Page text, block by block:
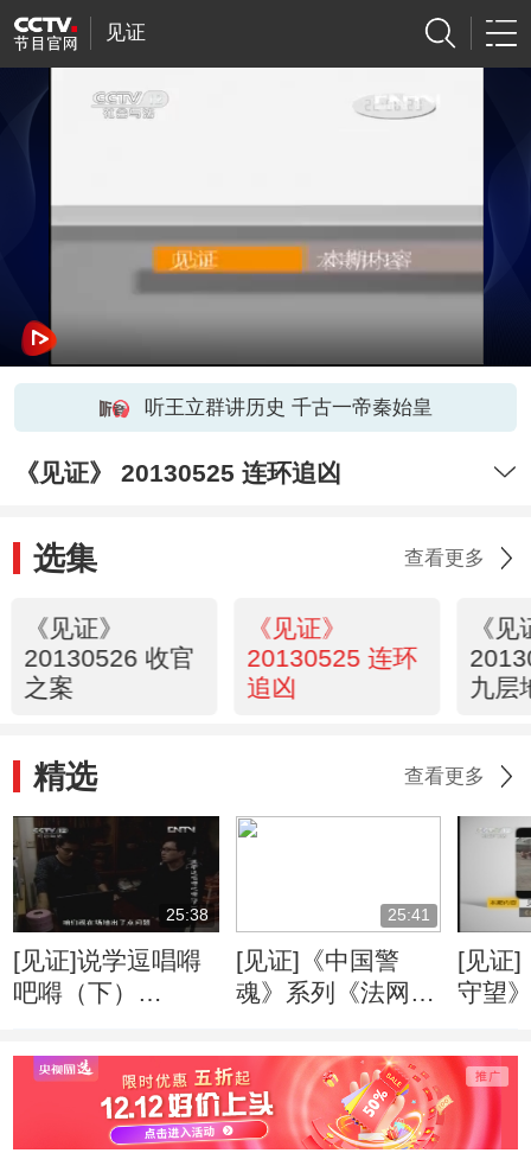
见证
听王立群讲历史 千古一帝秦始皇
《见证》 20130525 连环追凶
选集 查看更多
《见证》
20130526 收官
之案
《见证》
20130525 连环
追凶
《
九层
精选 查看更多
25:38
[见证]说学逗唱嘚
吧嘚（下）
25:41
[见证]《中国警
魂》系列《法网先
（20120624）
[见证]
守望
(下级)